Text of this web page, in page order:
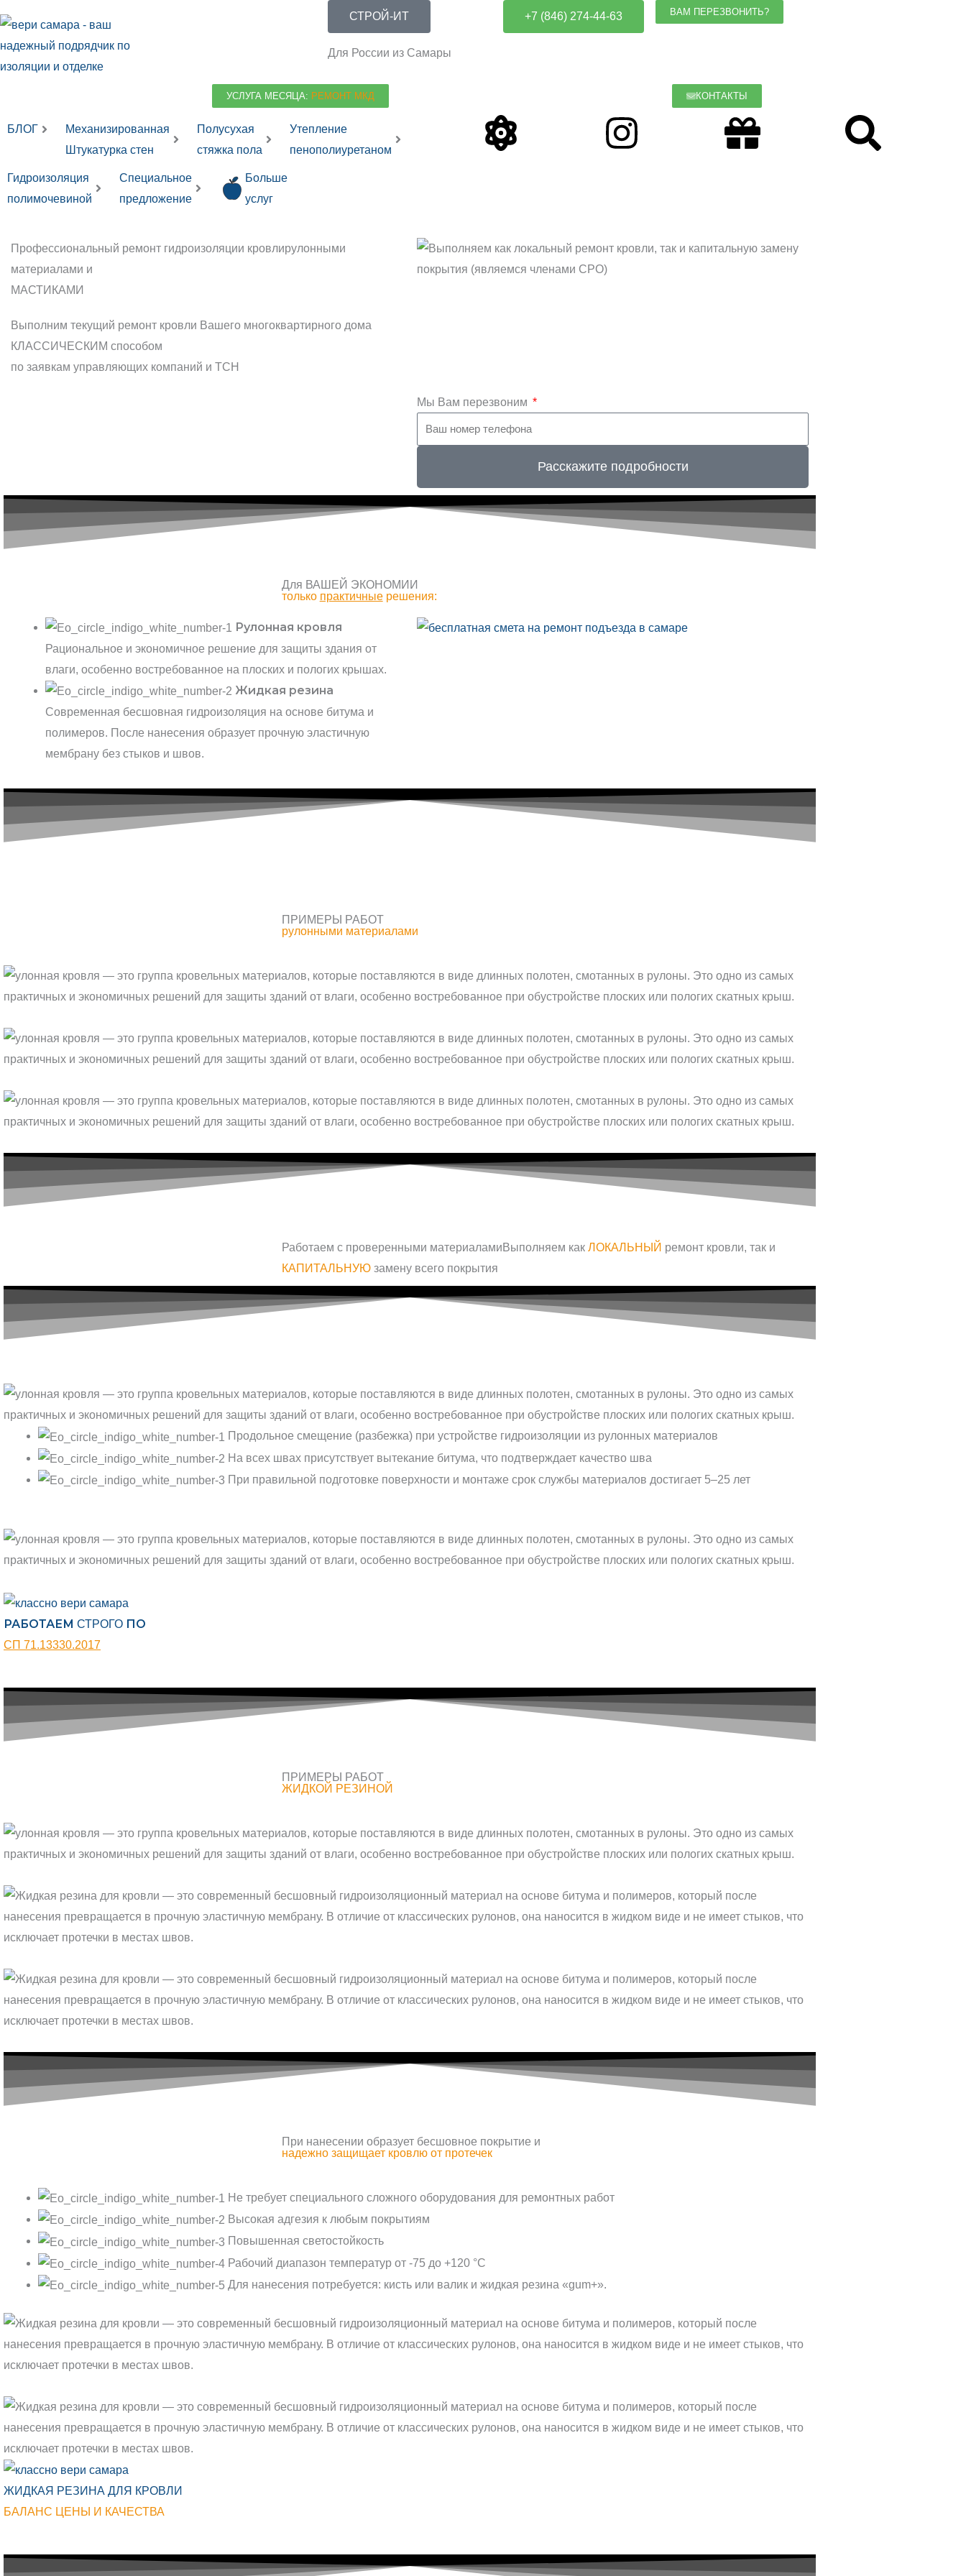
содержимому
СТРОЙ-ИТ
Для России из Самары
+7 (846) 274-44-63 ВАМ ПЕРЕЗВОНИТЬ?
УСЛУГА МЕСЯЦА: РЕМОНТ МКД КОНТАКТЫ
БЛОГ
Механизированная
Штукатурка стен
Полусухая
стяжка пола
Утепление
пенополиуретаном
Гидроизоляция
полимочевиной
Специальное
предложение
Больше
услуг
Atom Instagram
Gift
Профессиональный ремонт гидроизоляции кровлирулонными
материалами и
МАСТИКАМИ
Выполним текущий ремонт кровли Вашего многоквартирного дома
КЛАССИЧЕСКИМ способом
по заявкам управляющих компаний и ТСН
Мы Вам перезвоним
Расскажите подробности
Для ВАШЕЙ ЭКОНОМИИ
только практичныерешения:
Рулонная кровля
Рациональное и экономичное решение для защиты здания от
влаги, особенно востребованное на плоских и пологих крышах.
Жидкая резина
Современная бесшовная гидроизоляция на основе битума и
полимеров. После нанесения образует прочную эластичную
мембрану без стыков и швов.
ПРИМЕРЫ РАБОТ
рулонными материалами
Работаем с проверенными материалами Выполняем как ЛОКАЛЬНЫЙ ремонт кровли, так и
КАПИТАЛЬНУЮзамену всего покрытия
Продольное смещение (разбежка) при устройстве гидроизоляции из рулонных материалов
На всех швах присутствует вытекание битума, что подтверждает качество шва
При правильной подготовке поверхности и монтаже срок службы материалов достигает 5–25 лет
РАБОТАЕМ СТРОГО ПО
СП 71.13330.2017
ПРИМЕРЫ РАБОТ
ЖИДКОЙ РЕЗИНОЙ
При нанесении образует бесшовное покрытие и
надежно защищает кровлю от протечек
Не требует специального сложного оборудования для ремонтных работ
Высокая адгезия к любым покрытиям
Повышенная светостойкость
Рабочий диапазон температур от -75 до +120 °C
Для нанесения потребуется: кисть или валик и жидкая резина «gum+».
ЖИДКАЯ РЕЗИНА ДЛЯ КРОВЛИ
БАЛАНС ЦЕНЫ И КАЧЕСТВА